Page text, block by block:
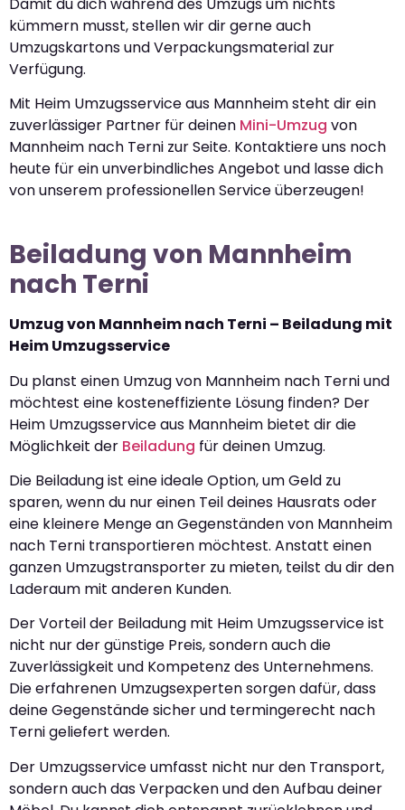
kümmern musst, stellen wir dir gerne auch
Umzugskartons und Verpackungsmaterial zur
Verfügung.
Mit Heim Umzugsservice aus Mannheim steht dir ein
zuverlässiger Partner für deinen Mini-Umzug von
Mannheim nach Terni zur Seite. Kontaktiere uns noch
heute für ein unverbindliches Angebot und lasse dich
von unserem professionellen Service überzeugen!
Beiladung von Mannheim
nach Terni
Umzug von Mannheim nach Terni – Beiladung mit
Heim Umzugsservice
Du planst einen Umzug von Mannheim nach Terni und
möchtest eine kosteneffiziente Lösung finden? Der
Heim Umzugsservice aus Mannheim bietet dir die
Möglichkeit der Beiladung für deinen Umzug.
Die Beiladung ist eine ideale Option, um Geld zu
sparen, wenn du nur einen Teil deines Hausrats oder
eine kleinere Menge an Gegenständen von Mannheim
nach Terni transportieren möchtest. Anstatt einen
ganzen Umzugstransporter zu mieten, teilst du dir den
Laderaum mit anderen Kunden.
Der Vorteil der Beiladung mit Heim Umzugsservice ist
nicht nur der günstige Preis, sondern auch die
Zuverlässigkeit und Kompetenz des Unternehmens.
Die erfahrenen Umzugsexperten sorgen dafür, dass
deine Gegenstände sicher und termingerecht nach
Terni geliefert werden.
Der Umzugsservice umfasst nicht nur den Transport,
sondern auch das Verpacken und den Aufbau deiner